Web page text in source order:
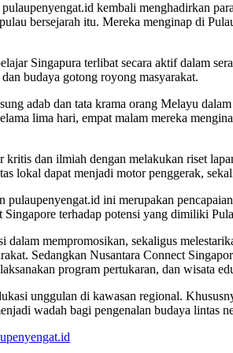
kembali menghadirkan
bersejarah itu. Mereka menginap di
Singapura terlibat secara aktif dalam
budaya gotong royong masyarakat.
adab dan tata krama orang Melayu
lima hari, empat malam mereka
dan ilmiah dengan melakukan riset
lokal dapat menjadi motor penggerak,
pulaupenyengat.id ini merupakan
terhadap potensi yang dimiliki
mempromosikan, sekaligus
Sedangkan Nusantara Connect
program pertukaran, dan wisata
unggulan di kawasan regional.
wadah bagi pengenalan budaya lintas